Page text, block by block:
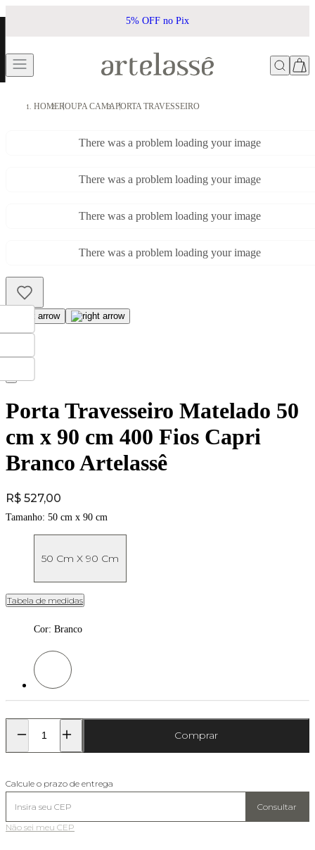
5% OFF no Pix
HOMEROUPA CAMAPORTA TRAVESSEIRO
There was a problem loading your image
There was a problem loading your image
There was a problem loading your image
There was a problem loading your image
Porta Travesseiro Matelado 50
cm x 90 cm 400 Fios Capri
Branco Artelassê
Price:
R$ 527,00
Tamanho: 50 cm x 90 cm
50 Cm X 90 Cm
Tabela de medidas
Cor: Branco
Cor: Branco
Comprar
Calcule o prazo de entrega
Consultar
Não sei meu CEP